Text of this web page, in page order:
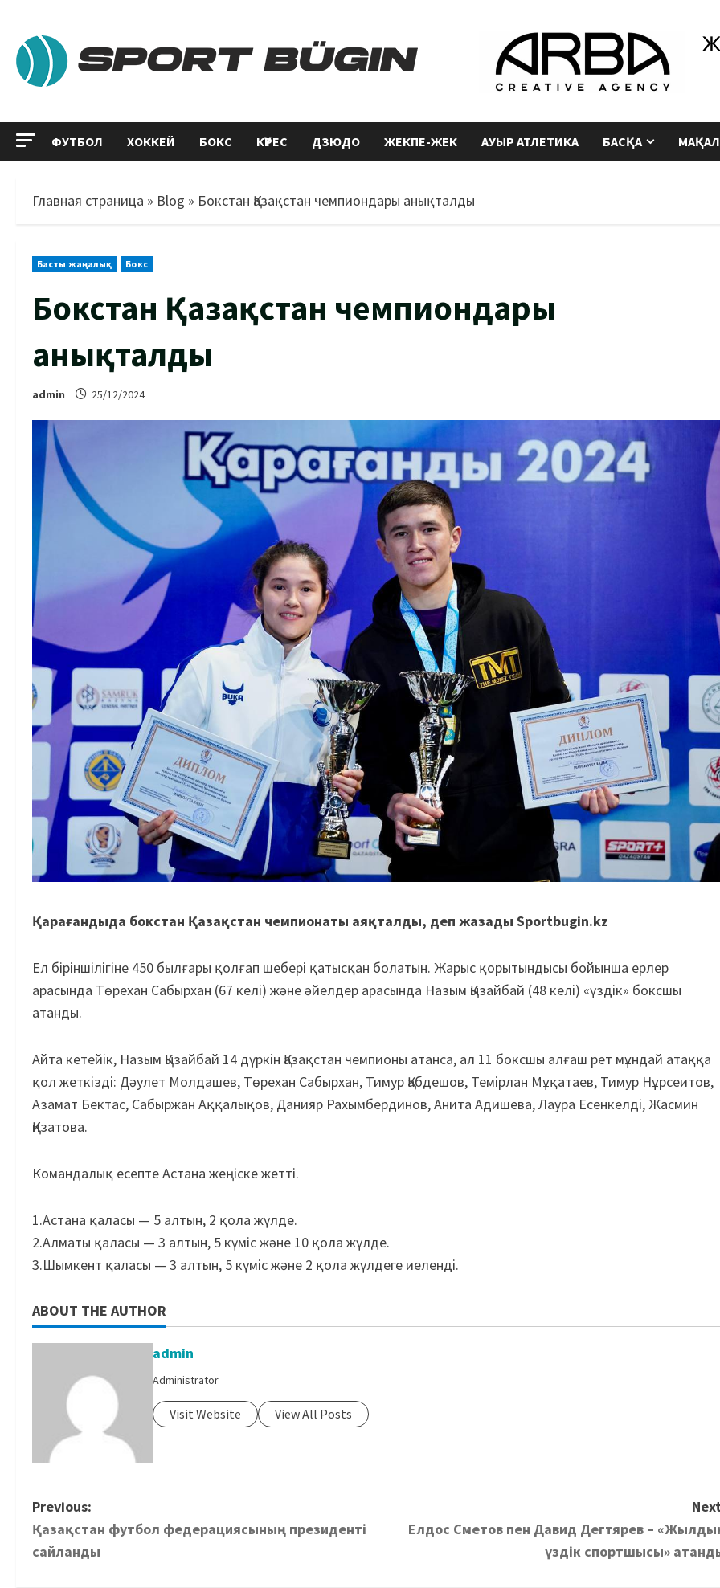
ФУТБОЛ ХОККЕЙ БОКС КҮРЕС ДЗЮДО ЖЕКПЕ-ЖЕК АУЫР АТЛЕТИКА БАСҚА
Главная страница » Blog » Бокстан Қазақстан чемпиондары анықталды
Басты жаңалық Бокс
Бокстан Қазақстан чемпиондары
анықталды
admin 25/12/2024
Қарағандыда бокстан Қазақстан чемпионаты аяқталды, деп жазады Sportbugin.kz
Ел біріншілігіне 450 былғары қолғап шебері қатысқан болатын. Жарыс қорытындысы бойынша ерлер
арасында Төрехан Сабырхан (67 келі) және әйелдер арасында Назым Қызайбай (48 келі) «үздік» боксшы
атанды.
Айта кетейік, Назым Қызайбай 14 дүркін Қазақстан чемпионы атанса, ал 11 боксшы алғаш рет мұндай атаққа
қол жеткізді: Дәулет Молдашев, Төрехан Сабырхан, Тимур Қабдешов, Темірлан Мұқатаев, Тимур Нұрсеитов,
Азамат Бектас, Сабыржан Аққалықов, Данияр Рахымбердинов, Анита Адишева, Лаура Есенкелді, Жасмин
Қизатова.
Командалық есепте Астана жеңіске жетті.
1.Астана қаласы — 5 алтын, 2 қола жүлде.
2.Алматы қаласы — 3 алтын, 5 күміс және 10 қола жүлде.
3.Шымкент қаласы — 3 алтын, 5 күміс және 2 қола жүлдеге иеленді.
ABOUT THE AUTHOR
admin
Administrator
Visit Website View All Posts
Previous:
Қазақстан футбол федерациясының президенті
сайланды
Елдос Сметов пен Давид Дегтярев –
үздік спортшысы»